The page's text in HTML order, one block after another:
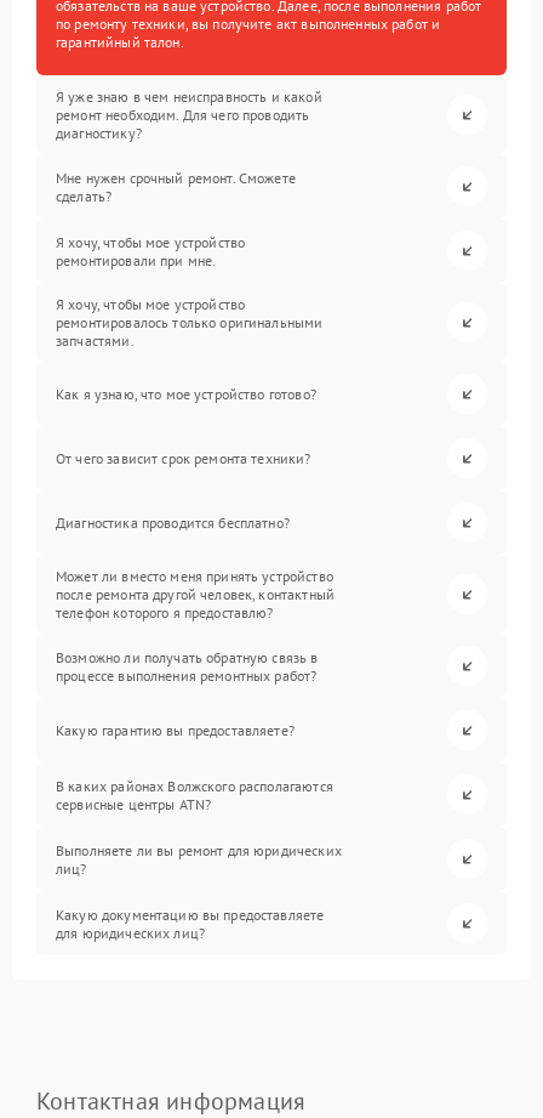
обязательств на ваше устройство. Далее, после выполнения работ
по ремонту техники, вы получите акт выполненных работ и
гарантийный талон.
Я уже знаю в чем неисправность и какой
ремонт необходим. Для чего проводить
диагностику?
Мне нужен срочный ремонт. Сможете
сделать?
Я хочу, чтобы мое устройство
ремонтировали при мне.
Я хочу, чтобы мое устройство
ремонтировалось только оригинальными
запчастями.
Как я узнаю, что мое устройство готово?
От чего зависит срок ремонта техники?
Диагностика проводится бесплатно?
Может ли вместо меня принять устройство
после ремонта другой человек, контактный
телефон которого я предоставлю?
Возможно ли получать обратную связь в
процессе выполнения ремонтных работ?
Какую гарантию вы предоставляете?
В каких районах Волжского располагаются
сервисные центры ATN?
Выполняете ли вы ремонт для юридических
лиц?
Какую документацию вы предоставляете
для юридических лиц?
Контактная информация